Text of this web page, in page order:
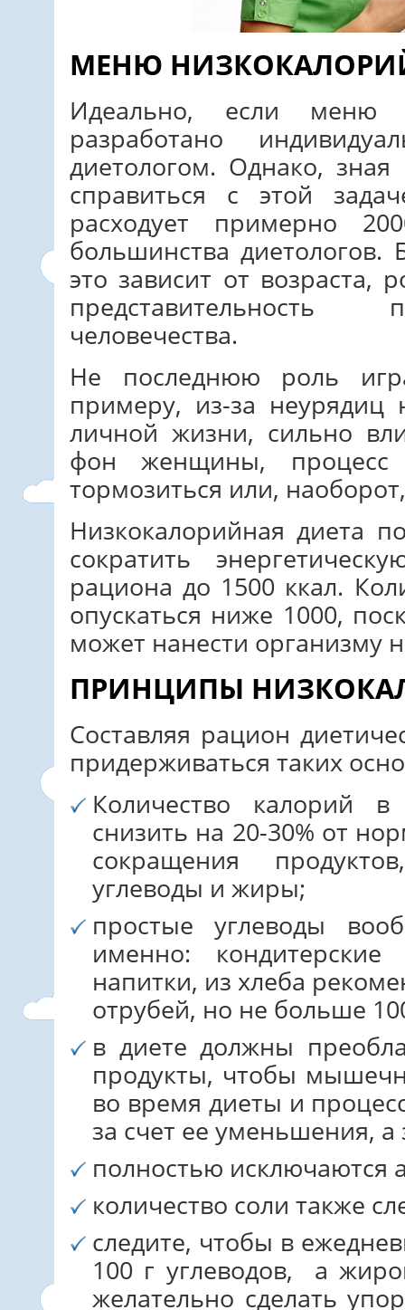
МЕНЮ
Идеально, если меню
разработано
диетологом. Однако,
справиться с этой
расходует примерно
большинства диетологов.
это зависит от возраста,
представительность
человечества.
Не последнюю роль
примеру, из-за
личной жизни, сильно
фон женщины, процесс
тормозиться или,
Низкокалорийная диета
сократить
рациона до 1500 ккал.
опускаться ниже 1000,
может нанести организму
ПРИНЦИПЫ
Составляя рацион
придерживаться таких
Количество калорий
снизить на 20-30% от
сокращения
углеводы и жиры;
простые углеводы
именно: кондитерские
напитки, из хлеба
отрубей, но не больше
в диете должны
продукты, чтобы
во время диеты и
за счет ее уменьшения,
полностью исключаются
количество соли также
следите, чтобы в
100 г углеводов, а
желательно сделать